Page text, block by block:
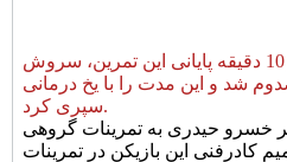
در تمرین نوبت صبح و در 10 دقیقه پایانی این تمرین، سروش
شد و این مدت را با یخ درمانی
سپری کرد.
خسرو حیدری به تمرینات گروهی
کادرفنی این بازیکن در تمرینات